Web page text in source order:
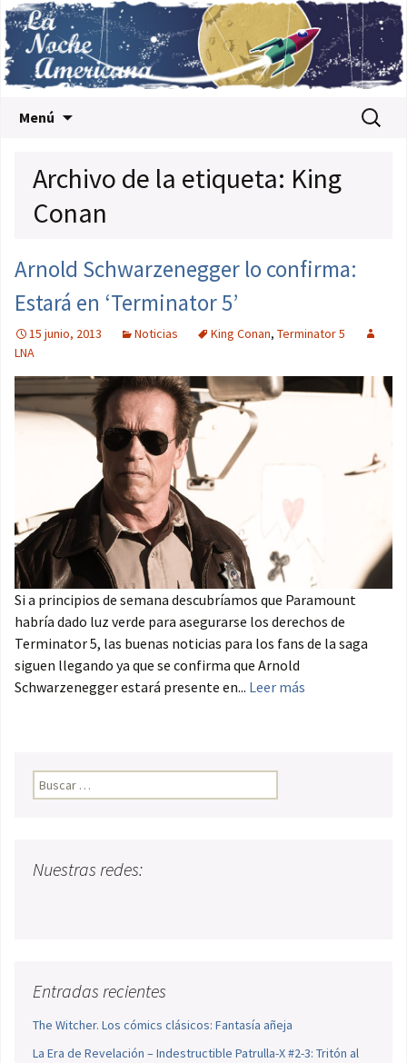
Menú Buscar:
Archivo de la etiqueta: King
Conan
Arnold Schwarzenegger lo confirma:
Estará en ‘Terminator 5’
15 junio, 2013 Noticias King Conan, Terminator 5
LNA
Si a principios de semana descubríamos que Paramount
habría dado luz verde para asegurarse los derechos de
Terminator 5, las buenas noticias para los fans de la saga
siguen llegando ya que se confirma que Arnold
Schwarzenegger estará presente en... Leer más
Buscar:
Nuestras redes:
Entradas recientes
The Witcher. Los cómics clásicos: Fantasía añeja
La Era de Revelación – Indestructible Patrulla-X #2-3: Tritón al